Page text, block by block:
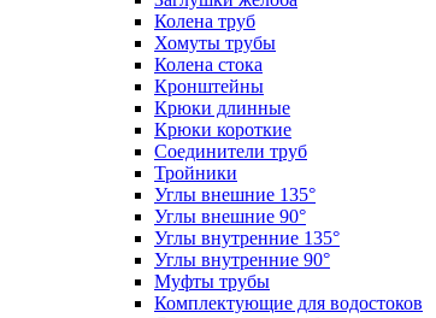
Колена труб
Хомуты трубы
Колена стока
Кронштейны
Крюки длинные
Крюки короткие
Соединители труб
Тройники
Углы внешние 135°
Углы внешние 90°
Углы внутренние 135°
Углы внутренние 90°
Муфты трубы
Комплектующие для водостоков